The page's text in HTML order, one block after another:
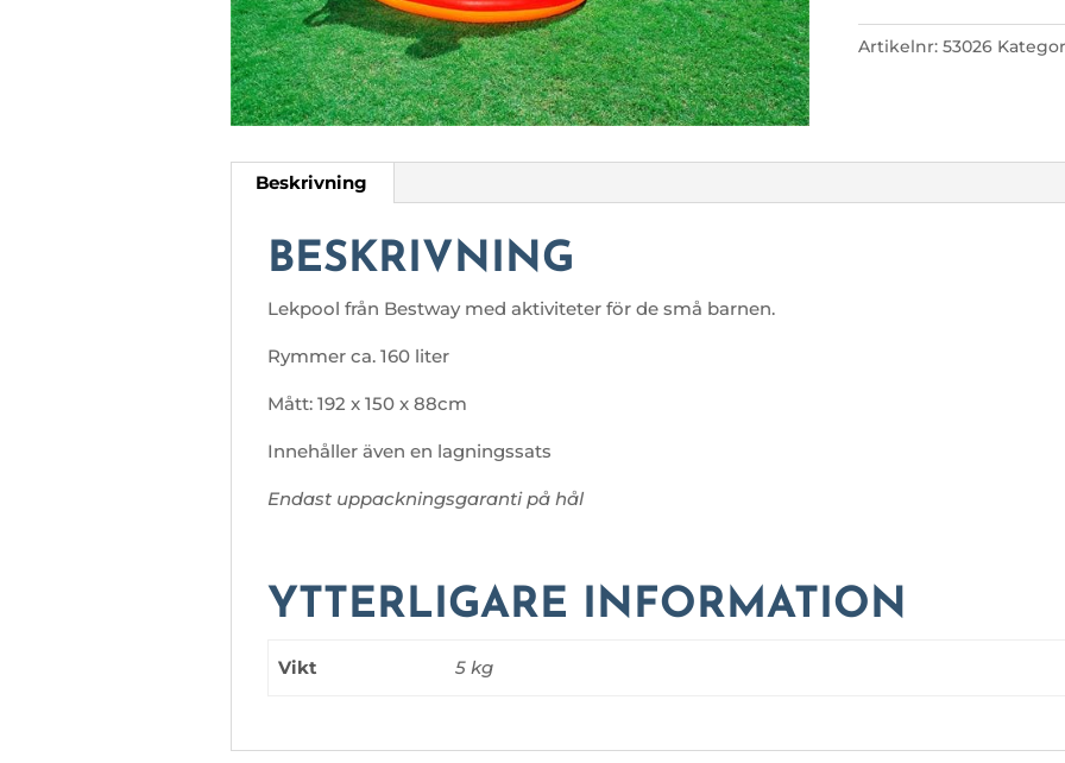
Artikelnr: 53026
Beskrivning
BESKRIVNING
Lekpool från Bestway med aktiviteter för de små barnen.
Rymmer ca. 160 liter
Mått: 192 x 150 x 88cm
Innehåller även en lagningssats
Endast uppackningsgaranti på hål
YTTERLIGARE INFORMATION
Vikt 5 kg